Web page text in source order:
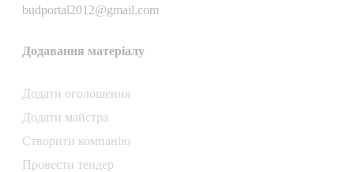
budportal2012@gmail.com
Додавання матеріалу
Додати oголошення
Додати майстра
Створити компанiю
Провести тендер